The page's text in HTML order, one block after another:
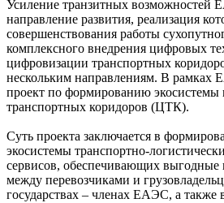
Усиление транзитных возможностей
направление развития, реализация
совершенствования работы
комплексного внедрения цифровых
цифровизации транспортных
нескольким направлениям. В рамках
проект по формированию
транспортных коридоров (ЦТК).
Суть проекта заключается в
экосистемы транспортно-
сервисов, обеспечивающих выгодные
между перевозчиками и
государствах – членах ЕАЭС, а также